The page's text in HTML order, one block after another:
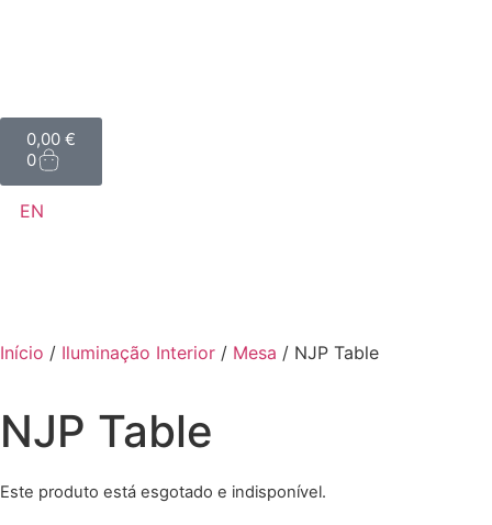
0,00 €
0
EN
Início / Iluminação Interior / Mesa / NJP Table
NJP Table
Este produto está esgotado e indisponível.